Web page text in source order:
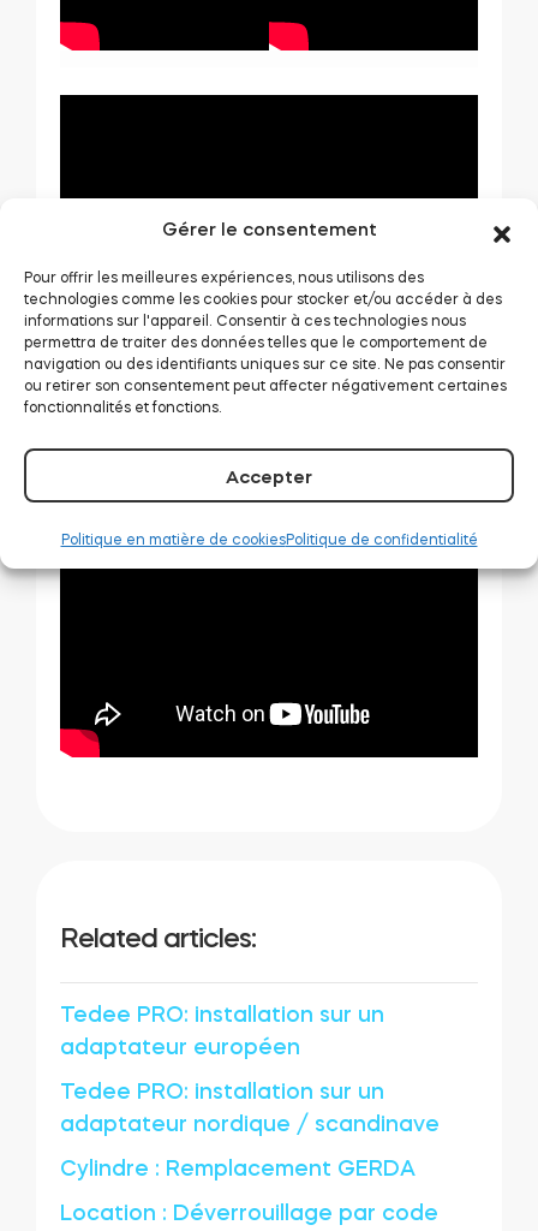
Gérer le consentement
Pour offrir les meilleures expériences, nous utilisons des
technologies comme les cookies pour stocker et/ou accéder à des
informations sur l'appareil. Consentir à ces technologies nous
permettra de traiter des données telles que le comportement de
navigation ou des identifiants uniques sur ce site. Ne pas consentir
ou retirer son consentement peut affecter négativement certaines
fonctionnalités et fonctions.
Accepter
Politique en matière de cookiesPolitique de confidentialité
Related articles:
Tedee PRO: installation sur un
adaptateur européen
Tedee PRO: installation sur un
adaptateur nordique / scandinave
Cylindre : Remplacement GERDA
Location : Déverrouillage par code